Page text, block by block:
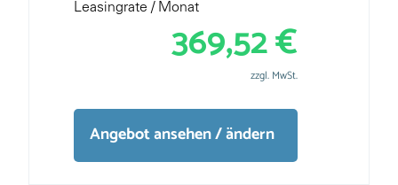
Leasingrate / Monat
zzgl. MwSt.
369,52 €
Angebot ansehen / ändern